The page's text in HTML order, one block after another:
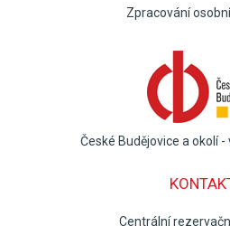
Zpracování
České Budějovice a okolí
Centrální